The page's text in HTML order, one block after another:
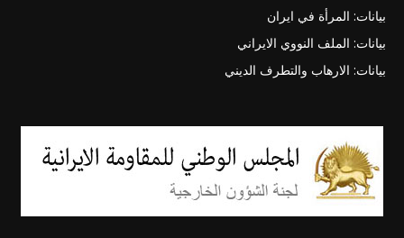
بيانات: المرأة في ايران
بيانات: الملف النووي الايراني
بيانات: الارهاب والتطرف الديني